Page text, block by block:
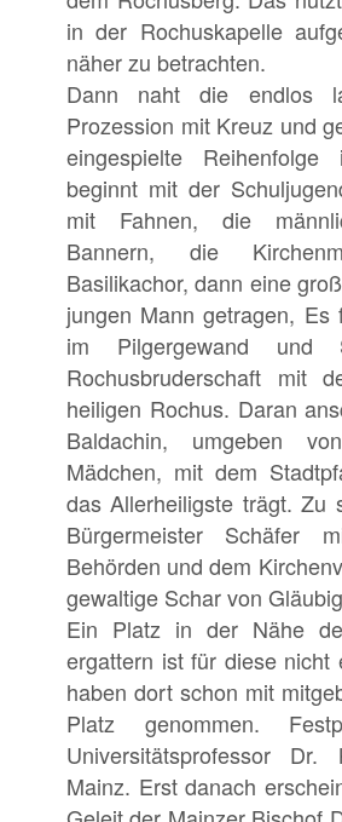
in der Rochuskapelle
näher zu betrachten.
Dann naht die endlos
Prozession mit Kreuz und
eingespielte
beginnt mit der
mit Fahnen, die
Bannern, die
Basilikachor, dann eine
jungen Mann getragen, Es
im Pilgergewand
Rochusbruderschaft mit
heiligen Rochus. Daran
Baldachin, umgeben
Mädchen, mit dem
das Allerheiligste trägt. Zu
Bürgermeister Schäfer
Behörden und dem
gewaltige Schar von
Ein Platz in der Nähe
ergattern ist für diese nicht
haben dort schon mit
Platz genommen.
Universitätsprofessor
Mainz. Erst danach